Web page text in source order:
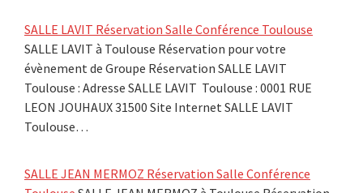
SALLE LAVIT Réservation Salle Conférence Toulouse
SALLE LAVIT à Toulouse Réservation pour votre
évènement de Groupe Réservation SALLE LAVIT
Toulouse : Adresse SALLE LAVIT Toulouse : 0001 RUE
LEON JOUHAUX 31500 Site Internet SALLE LAVIT
Toulouse…
SALLE JEAN MERMOZ Réservation Salle Conférence